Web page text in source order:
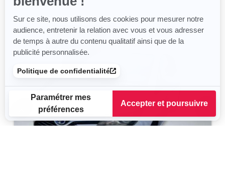
Sur ce site, nous utilisons des cookies pour mesurer notre
audience, entretenir la relation avec vous et vous adresser
de temps à autre du contenu qualitatif ainsi que de la
publicité personnalisée.
Politique de confidentialité
Paramétrer mes
préférences
Accepter et poursuivre
Axeptio consent
Plateforme de Gestion du Consentement : Personnalisez